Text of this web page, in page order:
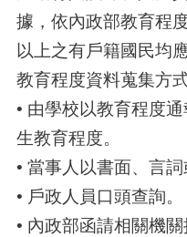
據，依內政部教育程
以上之有戶籍國民均
教育程度資料蒐集方
• 由學校以教育程度
生教育程度。
• 當事人以書面、言
• 戶政人員口頭查詢。
• 內政部函請相關機關